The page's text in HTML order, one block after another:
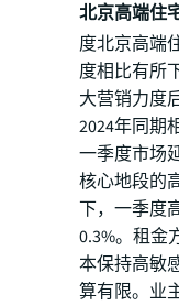
北京高端住
度北京高端
度相比有所
大营销力度
2024年同期
一季度市场
核心地段的
下，一季度
0.3%。租金
本保持高敏
算有限。业